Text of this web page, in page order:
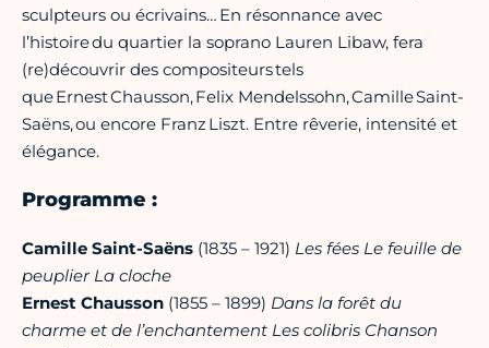
sculpteurs ou écrivains… En résonnance avec
l’histoire du quartier la soprano Lauren Libaw, fera
(re)découvrir des compositeurs tels
que Ernest Chausson, Felix Mendelssohn, Camille Saint-
Saëns, ou encore Franz Liszt. Entre rêverie, intensité et
élégance.
Programme :
Camille Saint-Saëns (1835 – 1921) Les fées Le feuille de
peuplier La cloche
Ernest Chausson (1855 – 1899) Dans la forêt du
charme et de l’enchantement Les colibris Chanson